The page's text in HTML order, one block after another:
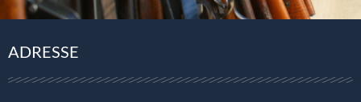
ADRESSE